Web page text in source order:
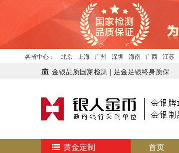
各省中心： 北京 上海 广州 深圳 海南 广西 江苏
金银品质国家检测 | 足金足银终身质保
黄金定制 首页